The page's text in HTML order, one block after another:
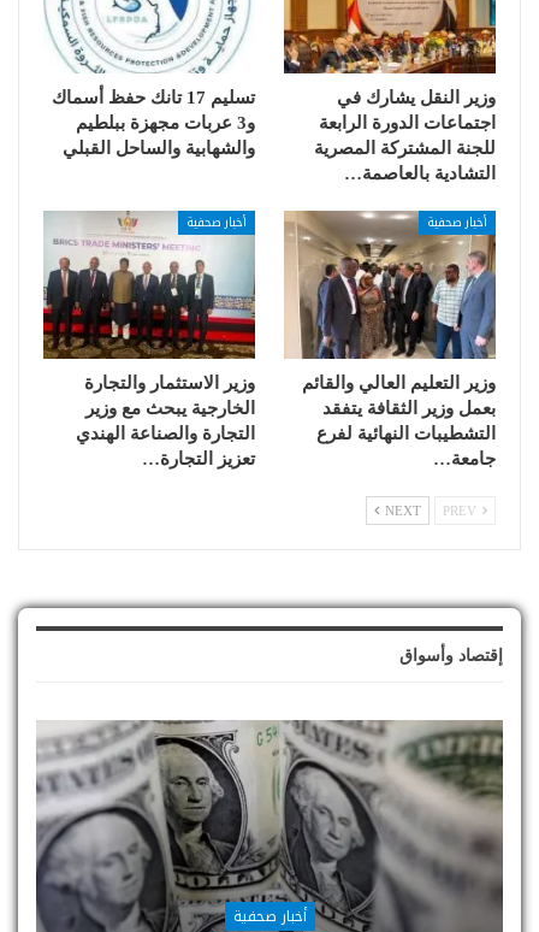
وزير النقل يشارك في
اجتماعات الدورة الرابعة
للجنة المشتركة المصرية
التشادية بالعاصمة…
تسليم 17 تانك حفظ أسماك
و3 عربات مجهزة ببلطيم
والشهابية والساحل القبلي
أخبار صحفية
وزير التعليم العالي والقائم
بعمل وزير الثقافة يتفقد
التشطيبات النهائية لفرع
جامعة…
أخبار صحفية
وزير الاستثمار والتجارة
الخارجية يبحث مع وزير
التجارة والصناعة الهندي
تعزيز التجارة…
NEXT
إقتصاد وأسواق
أخبار صحفية